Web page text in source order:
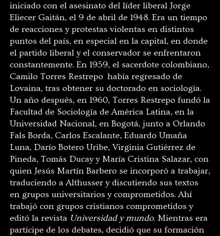
iniciado con el asesinato del líder liberal Jorge
Eliecer Gaitán, el 9 de abril de 1948. Era un tiempo
de reacciones y protestas violentas en distintos
puntos del país, en especial en la capital, en donde
el partido liberal y el conservador se enfrentaron
constantemente. En 1959, el sacerdote colombiano,
Camilo Torres Restrepo había regresado de
Lovaina, tras obtener su doctorado en sociología.
Un año después, en 1960, Torres Restrepo fundó la
Facultad de Sociología de América Latina, en la
Universidad Nacional, en Bogotá, junto a Orlando
Fals Borda, Carlos Escalante, Eduardo Umaña
Luna, Darío Botero Uribe, Virginia Gutiérrez de
Pineda, Tomás Ducay y María Cristina Salazar, con
quien Jesús Martín Barbero se incorporó a trabajar,
traduciendo a Althusser y discutiendo sus textos
en grupos universitarios y comprometidos. Ahí
trabajó con grupos cristianos comprometidos y
editó la revista Universidad y mundo. Mientras era
partícipe de los debates, decidió que su formación